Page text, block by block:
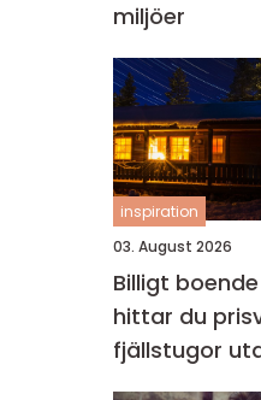
miljöer
inspiration
03. August 2026
Billigt
hittar du
fjällstugor